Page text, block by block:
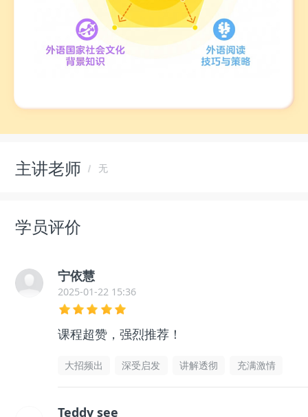
主讲老师 无
学员评价
宁依慧
2025-01-22 15:36
课程超赞，强烈推荐！
大招频出 深受启发 讲解透彻 充满激情
Teddy see